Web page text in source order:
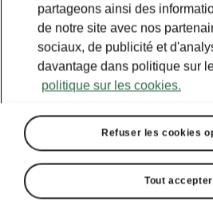
partageons ainsi des
de notre site avec nos
sociaux, de publicité et
davantage dans politique sur
politique sur les cookies.
Refuser les cookies
Tout accepter